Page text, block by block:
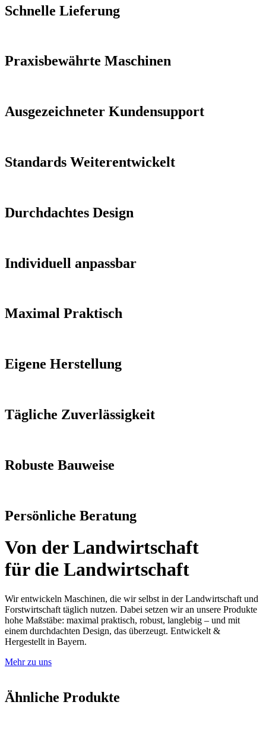
Schnelle Lieferung
Praxisbewährte Maschinen
Ausgezeichneter Kundensupport
Standards Weiterentwickelt
Durchdachtes Design
Individuell anpassbar
Maximal Praktisch
Eigene Herstellung
Tägliche Zuverlässigkeit
Robuste Bauweise
Persönliche Beratung
Von der Landwirtschaft
für die Landwirtschaft
Wir entwickeln Maschinen, die wir selbst in der Landwirtschaft und
Forstwirtschaft täglich nutzen. Dabei setzen wir an unsere Produkte
hohe Maßstäbe: maximal praktisch, robust, langlebig – und mit
einem durchdachten Design, das überzeugt. Entwickelt &
Hergestellt in Bayern.
Mehr zu uns
Ähnliche Produkte